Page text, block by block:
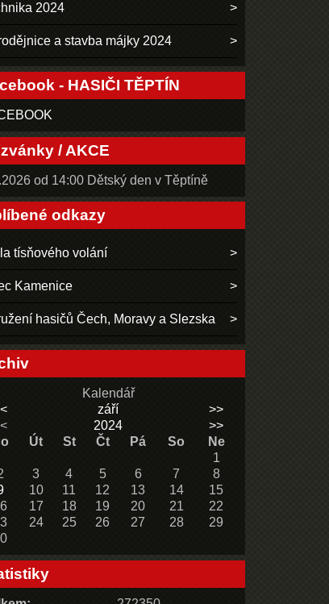
2024
a stavba májky 2024
- HASIČI TĚPTÍN
/ AKCE
od 14:00 Dětský den v Těptíně
odkazy
tísňového volání
Kamenice
hasičů Čech, Moravy a Slezska
Kalendář
září
>>
2024
>>
Út St Čt Pá So
Ne
1
3 4 5 6 7
8
10 11 12 13 14
15
17 18 19 20 21
22
24 25 26 27 28
29